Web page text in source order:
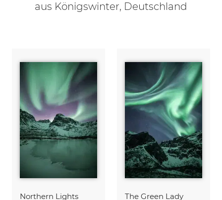
aus Königswinter, Deutschland
Northern Lights The Green Lady